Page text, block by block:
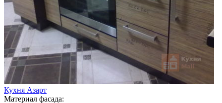
Кухня Азарт
Материал фасада: